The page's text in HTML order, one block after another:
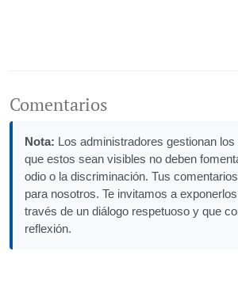
Comentarios
Nota: Los administradores gestionan
que estos sean visibles no deben
odio o la discriminación. Tus
para nosotros. Te invitamos a
través de un diálogo respetuoso y que
reflexión.